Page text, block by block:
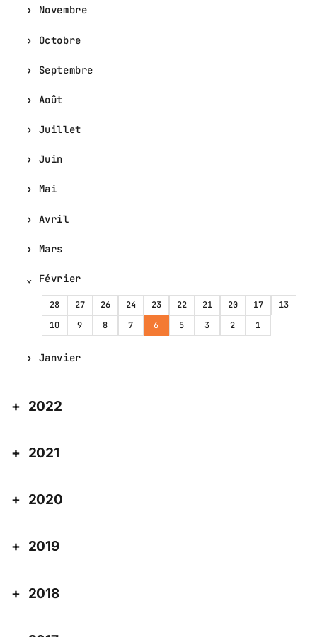
Novembre
Octobre
Septembre
Août
Juillet
Juin
Mai
Avril
Mars
Février
28 27 26 24 23 22 21 20 17
13
10
9 8 7 6 5 3 2 1
Janvier
2022
2021
2020
2019
2018